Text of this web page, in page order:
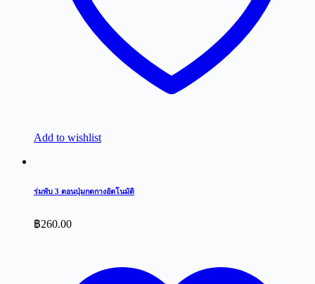
Add to wishlist
ร่มพับ 3 ตอนปุ่มกดกางอัตโนมัติ
฿260.00